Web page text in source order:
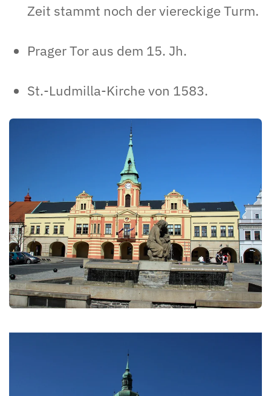
Zeit stammt noch der viereckige Turm.
Prager Tor aus dem 15. Jh.
St.-Ludmilla-Kirche von 1583.